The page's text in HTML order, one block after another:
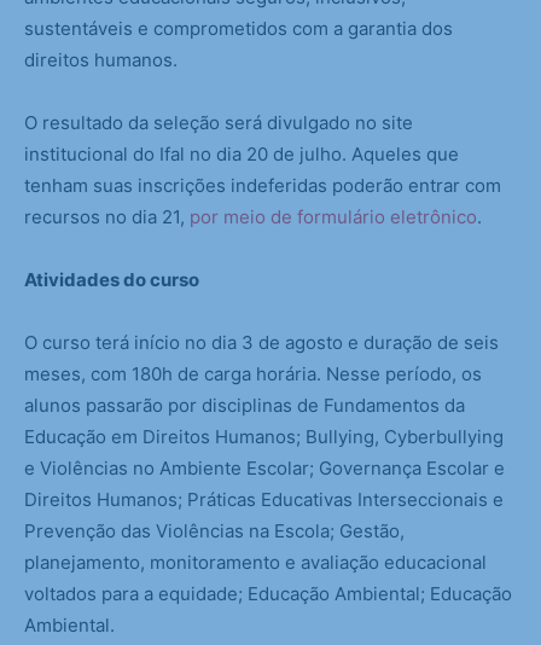
sustentáveis e comprometidos com a garantia dos
direitos humanos.
O resultado da seleção será divulgado no site
institucional do Ifal no dia 20 de julho. Aqueles que
tenham suas inscrições indeferidas poderão entrar com
recursos no dia 21, por meio de formulário eletrônico.
Atividades do curso
O curso terá início no dia 3 de agosto e duração de seis
meses, com 180h de carga horária. Nesse período, os
alunos passarão por disciplinas de Fundamentos da
Educação em Direitos Humanos; Bullying, Cyberbullying
e Violências no Ambiente Escolar; Governança Escolar e
Direitos Humanos; Práticas Educativas Interseccionais e
Prevenção das Violências na Escola; Gestão,
planejamento, monitoramento e avaliação educacional
voltados para a equidade; Educação Ambiental; Educação
Ambiental.